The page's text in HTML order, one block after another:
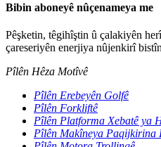
Bibin aboneyê nûçenameya me
Pêşketin, têgihîştin û çalakiyên
çareseriyên enerjiya nûjenkirî
Pîlên Hêza Motîvê
Pîlên Erebeyên Golfê
Pîlên Forkliftê
Pîlên Platforma Xebatê ya
Pîlên Makîneya Paqijkirina